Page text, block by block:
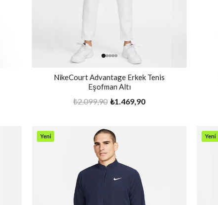
NikeCourt Advantage Erkek Tenis
Eşofman Altı
₺1.469,90
₺2.099,90
Yeni
Yeni